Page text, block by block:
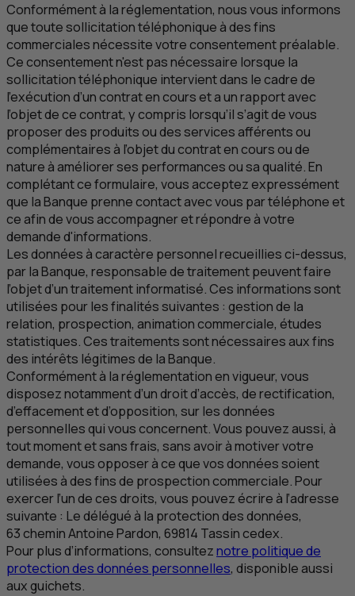
Conformément à la réglementation, nous vous informons
que toute sollicitation téléphonique à des fins
commerciales nécessite votre consentement préalable.
Ce consentement n'est pas nécessaire lorsque la
sollicitation téléphonique intervient dans le cadre de
l’exécution d’un contrat en cours et a un rapport avec
l’objet de ce contrat, y compris lorsqu’il s’agit de vous
proposer des produits ou des services afférents ou
complémentaires à l’objet du contrat en cours ou de
nature à améliorer ses performances ou sa qualité. En
complétant ce formulaire, vous acceptez expressément
que la Banque prenne contact avec vous par téléphone et
ce afin de vous accompagner et répondre à votre
demande d'informations.
Les données à caractère personnel recueillies ci-dessus,
par la Banque, responsable de traitement peuvent faire
l’objet d’un traitement informatisé. Ces informations sont
utilisées pour les finalités suivantes : gestion de la
relation, prospection, animation commerciale, études
statistiques. Ces traitements sont nécessaires aux fins
des intérêts légitimes de la Banque.
Conformément à la réglementation en vigueur, vous
disposez notamment d’un droit d’accès, de rectification,
d’effacement et d’opposition, sur les données
personnelles qui vous concernent. Vous pouvez aussi, à
tout moment et sans frais, sans avoir à motiver votre
demande, vous opposer à ce que vos données soient
utilisées à des fins de prospection commerciale. Pour
exercer l’un de ces droits, vous pouvez écrire à l’adresse
suivante : Le délégué à la protection des données,
63 chemin Antoine Pardon, 69814 Tassin cedex.
Pour plus d’informations, consulteznotre politique de
protection des données personnelles, disponible aussi
aux guichets.